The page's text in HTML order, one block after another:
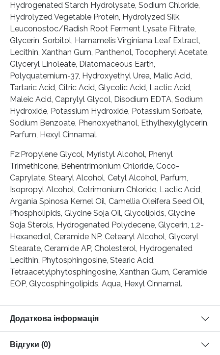
Hydrogenated Starch Hydrolysate, Sodium Chloride,
Hydrolyzed Vegetable Protein, Hydrolyzed Silk,
Leuconostoc/Radish Root Ferment Lysate Filtrate,
Glycerin, Sorbitol, Hamamelis Virginiana Leaf Extract,
Lecithin, Xanthan Gum, Panthenol, Tocopheryl Acetate,
Glyceryl Linoleate, Diatomaceous Earth,
Polyquaternium-37, Hydroxyethyl Urea, Malic Acid,
Tartaric Acid, Citric Acid, Glycolic Acid, Lactic Acid,
Maleic Acid, Caprylyl Glycol, Disodium EDTA, Sodium
Hydroxide, Potassium Hydroxide, Potassium Sorbate,
Sodium Benzoate, Phenoxyethanol, Ethylhexylglycerin,
Parfum, Hexyl Cinnamal.
F2:Propylene Glycol, Myristyl Alcohol, Phenyl
Trimethicone, Behentrimonium Chloride, Coco-
Caprylate, Stearyl Alcohol, Cetyl Alcohol, Parfum,
Isopropyl Alcohol, Cetrimonium Chloride, Lactic Acid,
Argania Spinosa Kernel Oil, Camellia Oleifera Seed Oil,
Phospholipids, Glycine Soja Oil, Glycolipids, Glycine
Soja Sterols, Hydrogenated Polydecene, Glycerin, 1,2-
Hexanediol, Ceramide NP, Cetearyl Alcohol, Glyceryl
Stearate, Ceramide AP, Cholesterol, Hydrogenated
Lecithin, Phytosphingosine, Stearic Acid,
Tetraacetylphytosphingosine, Xanthan Gum, Ceramide
EOP, Glycosphingolipids, Aqua, Hexyl Cinnamal.
Додаткова інформація
Відгуки (0)